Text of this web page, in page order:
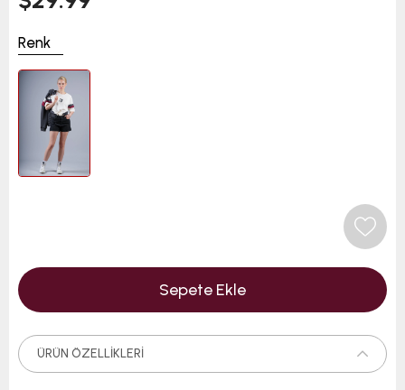
Renk
ÜRÜN ÖZELLIKLERI